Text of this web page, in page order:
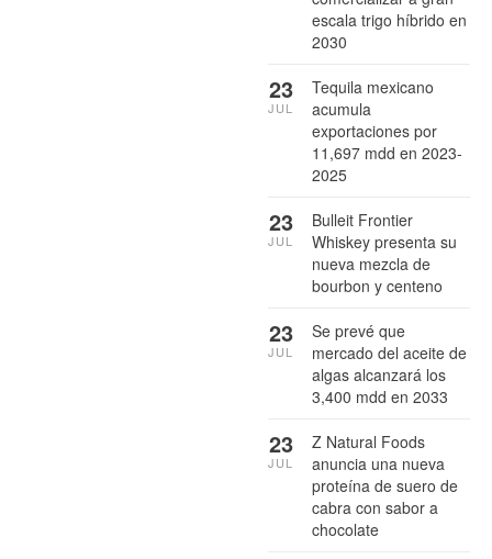
escala trigo híbrido en
2030
Tequila mexicano
acumula
exportaciones por
11,697 mdd en 2023-
2025
23
JUL
Bulleit Frontier
Whiskey presenta su
nueva mezcla de
bourbon y centeno
23
JUL
Se prevé que
mercado del aceite de
algas alcanzará los
3,400 mdd en 2033
23
JUL
Z Natural Foods
anuncia una nueva
proteína de suero de
cabra con sabor a
chocolate
23
JUL